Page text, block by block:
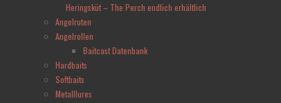
Heringsküt – The Perch endlich erhältlich
Angelruten
Angelrollen
Baitcast Datenbank
Hardbaits
Softbaits
Metalllures